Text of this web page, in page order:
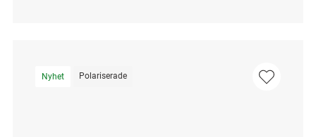
Nyhet Polariserade